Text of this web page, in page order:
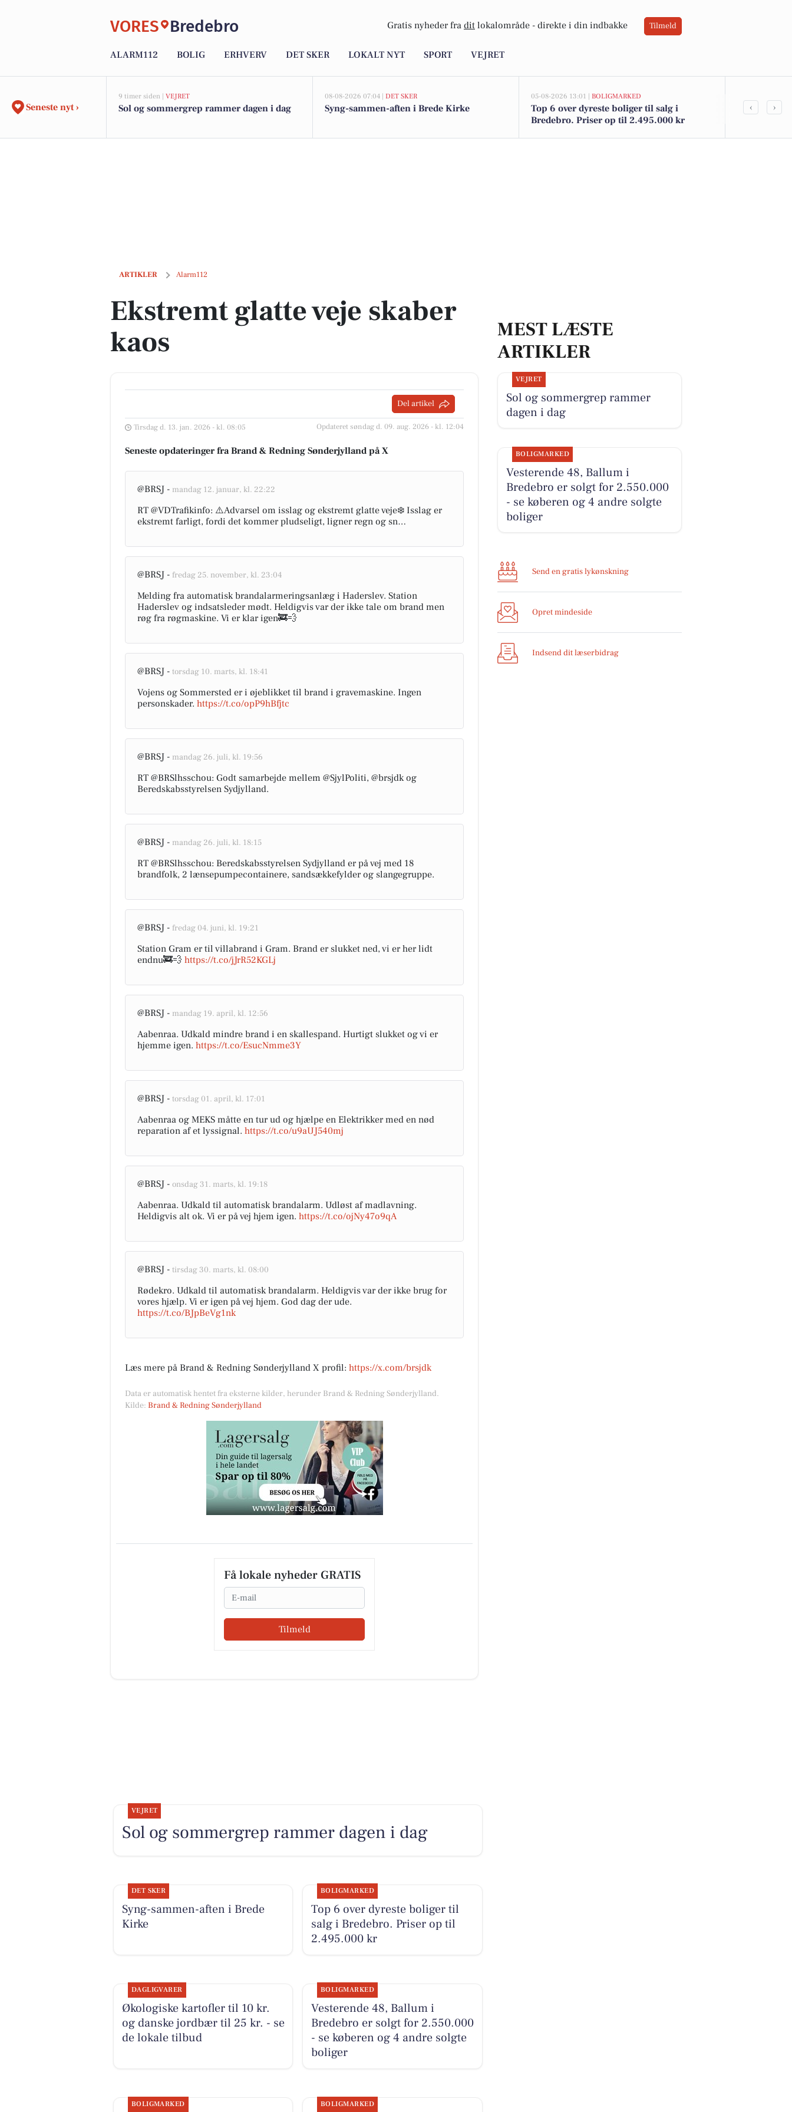
VORES Bredebro Gratis nyheder fra dit lokalområde - direkte i din indbakke Tilmeld
ALARM112 BOLIG ERHVERV DET SKER LOKALT NYT SPORT VEJRET
Seneste nyt ›
9 timer siden | VEJRET
Sol og sommergrep rammer dagen i dag
08-08-2026 07:04 | DET SKER
Syng-sammen-aften i Brede Kirke
05-08-2026 13:01 | BOLIGMARKED
Top 6 over dyreste boliger til salg i
Bredebro. Priser op til 2.495.000 kr
Økologiske
‹ ›
ARTIKLER Alarm112
Ekstremt glatte veje skaber kaos
Ekstremt glatte veje skaber
kaos
Del artikel
Tirsdag d. 13. jan. 2026 - kl. 08:05 Opdateret søndag d. 09. aug. 2026 - kl. 12:04
Seneste opdateringer fra Brand & Redning Sønderjylland på X
@BRSJ - mandag 12. januar, kl. 22:22
RT @VDTrafikinfo: ⚠️Advarsel om isslag og ekstremt glatte veje❄️ Isslag er
ekstremt farligt, fordi det kommer pludseligt, ligner regn og sn…
@BRSJ - fredag 25. november, kl. 23:04
Melding fra automatisk brandalarmeringsanlæg i Haderslev. Station
Haderslev og indsatsleder mødt. Heldigvis var der ikke tale om brand men
røg fra røgmaskine. Vi er klar igen🚒💨
@BRSJ - torsdag 10. marts, kl. 18:41
Vojens og Sommersted er i øjeblikket til brand i gravemaskine. Ingen
personskader. https://t.co/opP9hBfjtc
@BRSJ - mandag 26. juli, kl. 19:56
RT @BRSlhsschou: Godt samarbejde mellem @SjylPoliti, @brsjdk og
Beredskabsstyrelsen Sydjylland.
@BRSJ - mandag 26. juli, kl. 18:15
RT @BRSlhsschou: Beredskabsstyrelsen Sydjylland er på vej med 18
brandfolk, 2 lænsepumpecontainere, sandsækkefylder og slangegruppe.
@BRSJ - fredag 04. juni, kl. 19:21
Station Gram er til villabrand i Gram. Brand er slukket ned, vi er her lidt
endnu🚒💨 https://t.co/jJrR52KGLj
@BRSJ - mandag 19. april, kl. 12:56
Aabenraa. Udkald mindre brand i en skallespand. Hurtigt slukket og vi er
hjemme igen. https://t.co/EsucNmme3Y
@BRSJ - torsdag 01. april, kl. 17:01
Aabenraa og MEKS måtte en tur ud og hjælpe en Elektrikker med en nød
reparation af et lyssignal. https://t.co/u9aUJ540mj
@BRSJ - onsdag 31. marts, kl. 19:18
Aabenraa. Udkald til automatisk brandalarm. Udløst af madlavning.
Heldigvis alt ok. Vi er på vej hjem igen. https://t.co/ojNy47o9qA
@BRSJ - tirsdag 30. marts, kl. 08:00
Rødekro. Udkald til automatisk brandalarm. Heldigvis var der ikke brug for
vores hjælp. Vi er igen på vej hjem. God dag der ude.
https://t.co/BJpBeVg1nk
Læs mere på Brand & Redning Sønderjylland X profil: https://x.com/brsjdk
Data er automatisk hentet fra eksterne kilder, herunder Brand & Redning Sønderjylland.
Kilde: Brand & Redning Sønderjylland
Få lokale nyheder GRATIS
Email
Tilmeld
MEST LÆSTE
ARTIKLER
VEJRET
Sol og sommergrep rammer
dagen i dag
BOLIGMARKED
Vesterende 48, Ballum i
Bredebro er solgt for 2.550.000
- se køberen og 4 andre solgte
boliger
Send en gratis lykønskning
Opret mindeside
Indsend dit læserbidrag
VEJRET
Sol og sommergrep rammer dagen i dag
DET SKER
Syng-sammen-aften i Brede
Kirke
BOLIGMARKED
Top 6 over dyreste boliger til
salg i Bredebro. Priser op til
2.495.000 kr
DAGLIGVARER
Økologiske kartofler til 10 kr.
og danske jordbær til 25 kr. - se
de lokale tilbud
BOLIGMARKED
Vesterende 48, Ballum i
Bredebro er solgt for 2.550.000
- se køberen og 4 andre solgte
boliger
BOLIGMARKED BOLIGMARKED